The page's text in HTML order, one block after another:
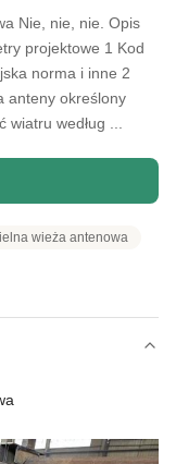
Nie, nie, nie. Opis
projektowe 1 Kod
norma i inne 2
anteny określony
według ...
wieża antenowa